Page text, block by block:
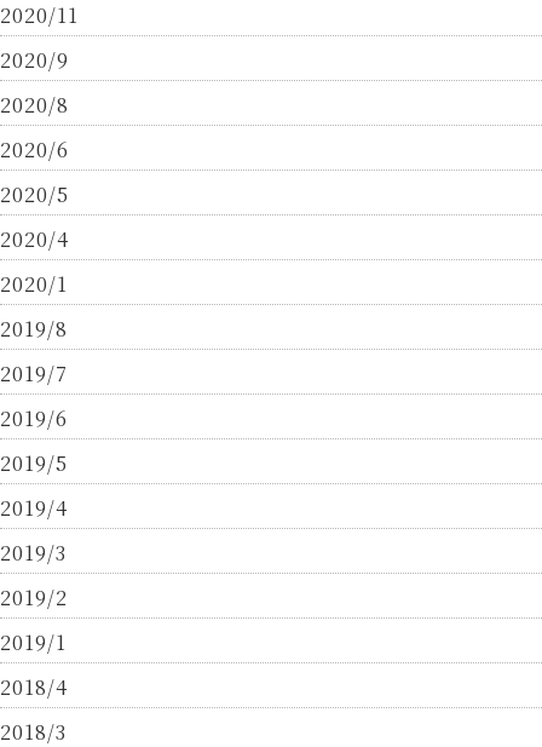
2020/11
2020/9
2020/8
2020/6
2020/5
2020/4
2020/1
2019/8
2019/7
2019/6
2019/5
2019/4
2019/3
2019/2
2019/1
2018/4
2018/3